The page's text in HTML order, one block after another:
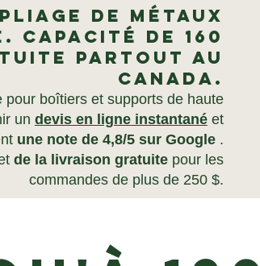
de métaux
Capacité de 160
partout au
Canada.
boîtiers et supports de haute
un devis en ligne instantanéet
une note de 4,8/5 sur Google.
de la livraison gratuitepour les
commandes de plus de 250 $.